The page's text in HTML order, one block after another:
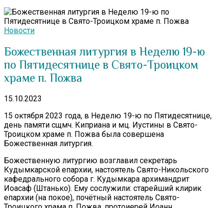
Новости
Божественная литургия в Неделю 19-ю
по Пятидесятнице в Свято-Троицком
храме п. Пожва
15.10.2023
15 октября 2023 года, в Неделю 19-ю по Пятидесятнице,
день памяти сщмч. Киприана и мц. Иустины в Свято-
Троицком храме п. Пожва была совершена
Божественная литургия.
Божественную литургию возглавил секретарь
Кудымкарской епархии, настоятель Свято-Никольского
кафедрального собора г. Кудымкара архимандрит
Иоасаф (Штанько). Ему сослужили: старейший клирик
епархии (на покое), почётный настоятель Свято-